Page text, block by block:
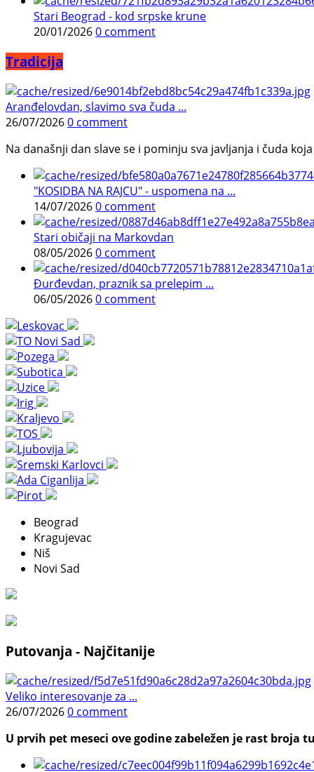
Stari Beograd - kod srpske krune
20/01/20260 comment
Tradicija
Aranđelovdan, slavimo sva čuda ...
26/07/20260 comment
Na današnji dan slave se i pominju sva javljanja i čuda
"KOSIDBA NA RAJCU" - uspomena na ...
14/07/20260 comment
Stari običaji na Markovdan
08/05/20260 comment
Đurđevdan, praznik sa prelepim ...
06/05/20260 comment
Beograd
Kragujevac
Niš
Novi Sad
Putovanja - Najčitanije
Veliko interesovanje za ...
26/07/20260 comment
U prvih pet meseci ove godine zabeležen je rast